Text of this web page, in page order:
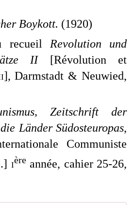
Boykott. (1920)
recueil Revolution und
II[Révolution et
], Darmstadt & Neuwied,
Zeitschrift der
Länder Südosteuropas,
Communiste
ièreannée, cahier 25-26,